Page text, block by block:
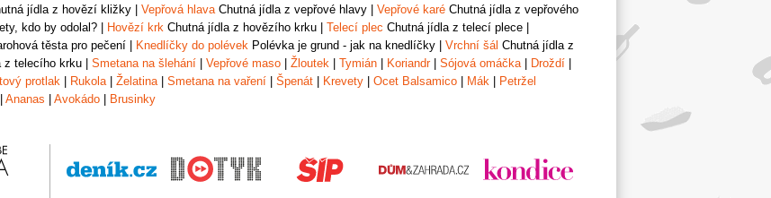
jídla z hovězí kližky Vepřová hlava Chutná jídla z vepřové hlavy Vepřové karé Chutná jídla z vepřového
kdo by odolal? Hovězí krk Chutná jídla z hovězího krku Telecí plec Chutná jídla z telecí plece
těsta pro pečení Knedlíčky do polévek Polévka je grund - jak na knedlíčky Vrchní šál Chutná jídla z
z telecího krku Smetana na šlehání Vepřové maso Žloutek Tymián Koriandr| Sójová omáčka Droždí
protlak Rukola Želatina Smetana na vaření Špenát Krevety Ocet Balsamico Mák
Petržel
Ananas Avokádo Brusinky